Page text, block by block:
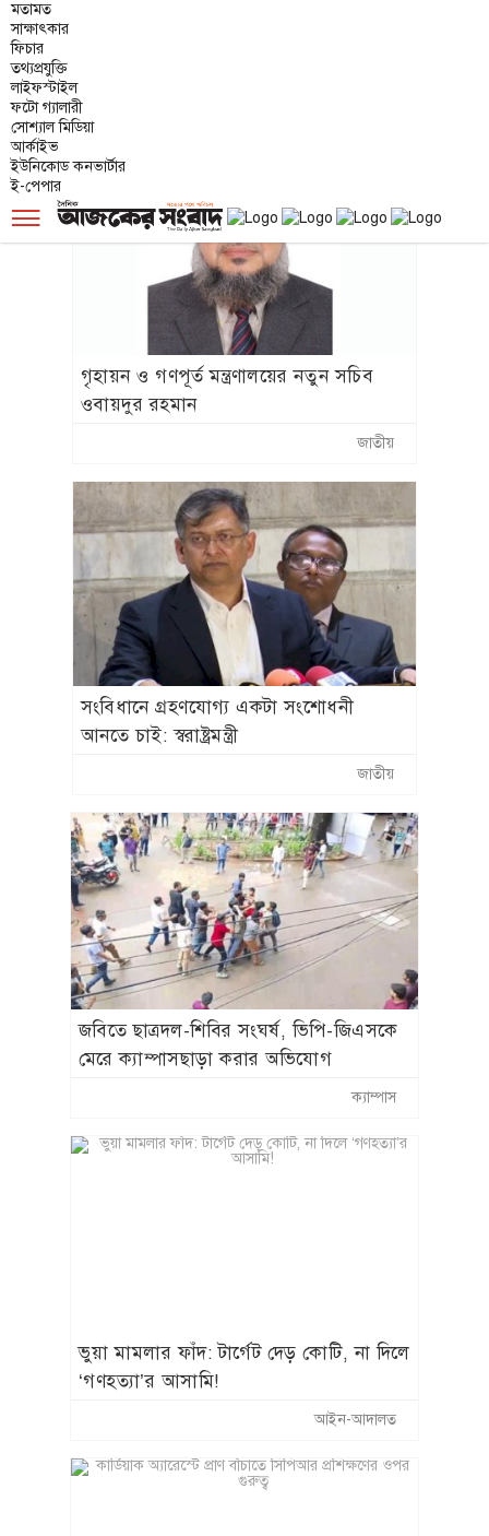
মতামত
সাক্ষাৎকার
ফিচার
তথ্যপ্রযুক্তি
লাইফস্টাইল
ফটো গ্যালারী
সোশ্যাল মিডিয়া
আর্কাইভ
ইউনিকোড কনভার্টার
ই-পেপার
☰
গৃহায়ন ও গণপূর্ত মন্ত্রণালয়ের নতুন সচিব
ওবায়দুর রহমান
জাতীয়
সংবিধানে গ্রহণযোগ্য একটা সংশোধনী
আনতে চাই: স্বরাষ্ট্রমন্ত্রী
জাতীয়
জবিতে ছাত্রদল-শিবির সংঘর্ষ, ভিপি-জিএসকে
মেরে ক্যাম্পাসছাড়া করার অভিযোগ
ক্যাম্পাস
​ভুয়া মামলার ফাঁদ: টার্গেট দেড় কোটি, না দিলে
‘গণহত্যা’র আসামি!
আইন-আদালত